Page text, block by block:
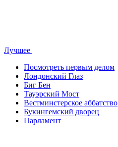
Лучшее
Посмотреть первым делом
Лондонский Глаз
Биг Бен
Тауэрский Мост
Вестминстерское аббатство
Букингемский дворец
Парламент